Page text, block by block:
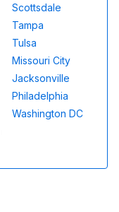
Scottsdale
Tampa
Tulsa
Missouri City
Jacksonville
Philadelphia
Washington DC